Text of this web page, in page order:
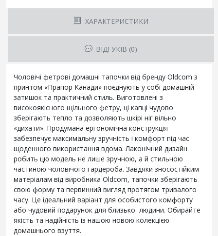
ХАРАКТЕРИСТИКИ
ВІДГУКІВ (0)
Чоловічі фетрові домашні тапочки від бренду Oldcom з
принтом «Прапор Канади» поєднують у собі домашній
затишок та практичний стиль. Виготовлені з
високоякісного щільного фетру, ці капці чудово
зберігають тепло та дозволяють шкірі ніг вільно
«дихати». Продумана ергономічна конструкція
забезпечує максимальну зручність і комфорт під час
щоденного використання вдома. Лаконічний дизайн
робить цю модель не лише зручною, а й стильною
частиною чоловічого гардероба. Завдяки зносостійким
матеріалам від виробника Oldcom, тапочки зберігають
свою форму та первинний вигляд протягом тривалого
часу. Це ідеальний варіант для особистого комфорту
або чудовий подарунок для близької людини. Обирайте
якість та надійність із нашою новою колекцією
домашнього взуття.